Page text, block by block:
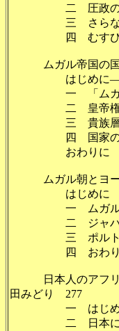
二 圧
三 さらな
四 むすびにか
ムガル帝国の国
はじ
一 「ム
二 皇帝
三 貴族層の
四 国家
おわり
ムガル朝と
は
一 ムガル
二 ジャハー
三 ポルト
四
日本人のアフリカ
田みどり 277
一 はじめに
二 日本におけ